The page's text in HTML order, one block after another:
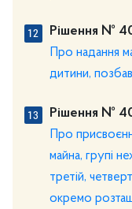
Рішення №
Про надання
дитини,
Рішення №
Про
майна, групі
третій,
окремо